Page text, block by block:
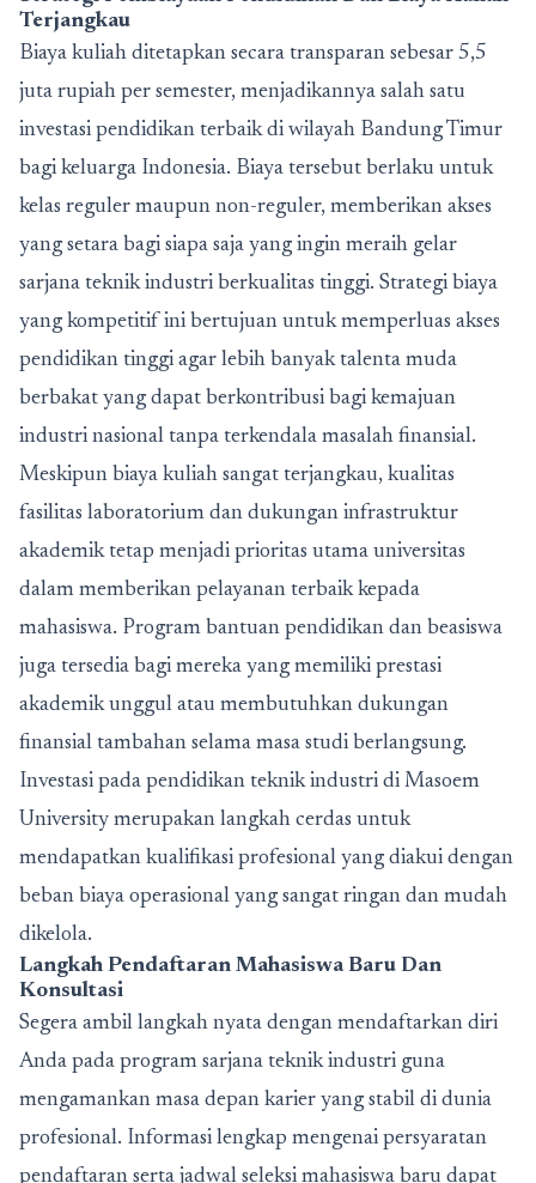
Terjangkau
Biaya kuliah ditetapkan secara transparan sebesar 5,5
juta rupiah per semester, menjadikannya salah satu
investasi pendidikan terbaik di wilayah Bandung Timur
bagi keluarga Indonesia. Biaya tersebut berlaku untuk
kelas reguler maupun non-reguler, memberikan akses
yang setara bagi siapa saja yang ingin meraih gelar
sarjana teknik industri berkualitas tinggi. Strategi biaya
yang kompetitif ini bertujuan untuk memperluas akses
pendidikan tinggi agar lebih banyak talenta muda
berbakat yang dapat berkontribusi bagi kemajuan
industri nasional tanpa terkendala masalah finansial.
Meskipun biaya kuliah sangat terjangkau, kualitas
fasilitas laboratorium dan dukungan infrastruktur
akademik tetap menjadi prioritas utama universitas
dalam memberikan pelayanan terbaik kepada
mahasiswa. Program bantuan pendidikan dan beasiswa
juga tersedia bagi mereka yang memiliki prestasi
akademik unggul atau membutuhkan dukungan
finansial tambahan selama masa studi berlangsung.
Investasi pada pendidikan teknik industri di Masoem
University merupakan langkah cerdas untuk
mendapatkan kualifikasi profesional yang diakui dengan
beban biaya operasional yang sangat ringan dan mudah
dikelola.
Langkah Pendaftaran Mahasiswa Baru Dan
Konsultasi
Segera ambil langkah nyata dengan mendaftarkan diri
Anda pada program sarjana teknik industri guna
mengamankan masa depan karier yang stabil di dunia
profesional. Informasi lengkap mengenai persyaratan
pendaftaran serta jadwal seleksi mahasiswa baru dapat